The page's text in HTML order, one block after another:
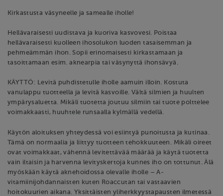
Kirkastusta väsyneelle ja samealle iholle!
Hellävaraisesti uudistava ja kuoriva kasvovesi. Poistaa
hellävaraisesti kuolleen ihosolukon luoden tasaisemman ja
pehmeämmän ihon. Sopii erinomaisesti kirkastamaan ja
tasoittamaan esim. aknearpia tai väsynyttä ihonsävyä.
KÄYTTÖ: Levitä puhdistetulle iholle aamuin illoin. Kostuta
vanulappu tuotteella ja levitä kasvoille. Vältä silmien ja huulten
ympärysaluetta. Mikäli tuotetta joutuu silmiin tai tuote polttelee
voimakkaasti, huuhtele runsaalla kylmällä vedellä.
Käytön aloituksen yhteydessä voi esiintyä punoitusta ja kutinaa.
Tämä on normaalia ja liittyy tuotteen tehokkuuteen. Mikäli oireet
ovat voimakkaat, vähennä levitettävää määrää ja käytä tuotetta
vain iltaisin ja harvenna levityskertoja kunnes iho on tottunut. Älä
myöskään käytä aknehoidossa olevalle iholle – A-
vitamiinijohdannaisten kuten Roaccutan tai vastaavien
hoitokuurien aikana. Yksittäisten yliherkkyystapausten ilmetessä